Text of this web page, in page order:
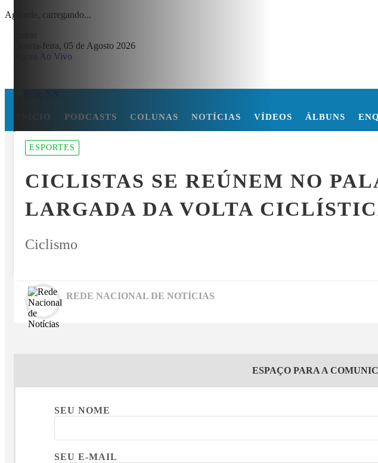
Aguarde, carregando...
Quarta-feira, 05 de Agosto 2026
Agora Ao Vivo
INÍCIO PODCASTS COLUNAS NOTÍCIAS VÍDEOS ÁLBUNS
MENU
ESPORTES
CICLISTAS SE REÚNEM NO
LARGADA DA VOLTA
Ciclismo
REDE NACIONAL DE NOTÍCIAS
ESPAÇO PARA A
SEU NOME
SEU E-MAIL